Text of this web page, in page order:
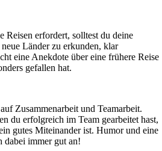
Reisen erfordert, solltest du deine
Länder zu erkunden, klar
eine Anekdote über eine frühere Reise
gefallen hat.
Zusammenarbeit und Teamarbeit.
du erfolgreich im Team gearbeitet hast,
gutes Miteinander ist. Humor und eine
dabei immer gut an!